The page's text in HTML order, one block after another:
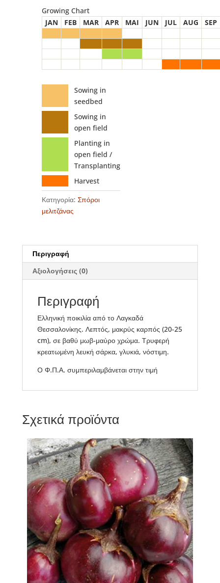
ποσότητα
Growing Chart
JAN
FEB MAR APR MAI JUN JUL AUG SEP
Sowing in
seedbed
Sowing in
open field
Planting in
open field /
Transplanting
Harvest
Κατηγορία: Σπόροι
μελιτζάνας
Περιγραφή
Αξιολογήσεις (0)
Περιγραφή
Ελληνική ποικιλία από το Λαγκαδά
Θεσσαλονίκης. Λεπτός, μακρύς καρπός (20-25
cm), σε βαθύ μωβ-μαύρο χρώμα. Τρυφερή
κρεατωμένη λευκή σάρκα, γλυκιά, νόστιμη.
Ο Φ.Π.Α. συμπεριλαμβάνεται στην τιμή
Σχετικά προϊόντα